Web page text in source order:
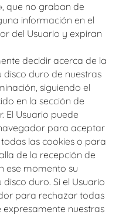
que no graban de
información en el
del Usuario y expiran
decidir acerca de la
disco duro de nuestras
siguiendo el
en la sección de
El Usuario puede
para aceptar
las cookies o para
de la recepción de
ese momento su
duro. Si el Usuario
para rechazar todas
expresamente nuestras